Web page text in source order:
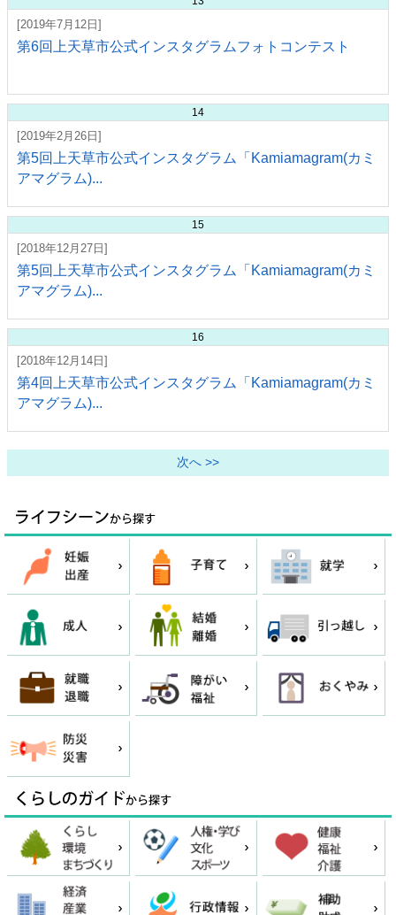
[2019年7月12日]
第6回上天草市公式インスタグラムフォトコンテスト
14
[2019年2月26日]
第5回上天草市公式インスタグラム「Kamiamagram(カミ
アマグラム)...
15
[2018年12月27日]
第5回上天草市公式インスタグラム「Kamiamagram(カミ
アマグラム)...
16
[2018年12月14日]
第4回上天草市公式インスタグラム「Kamiamagram(カミ
アマグラム)...
次へ >>